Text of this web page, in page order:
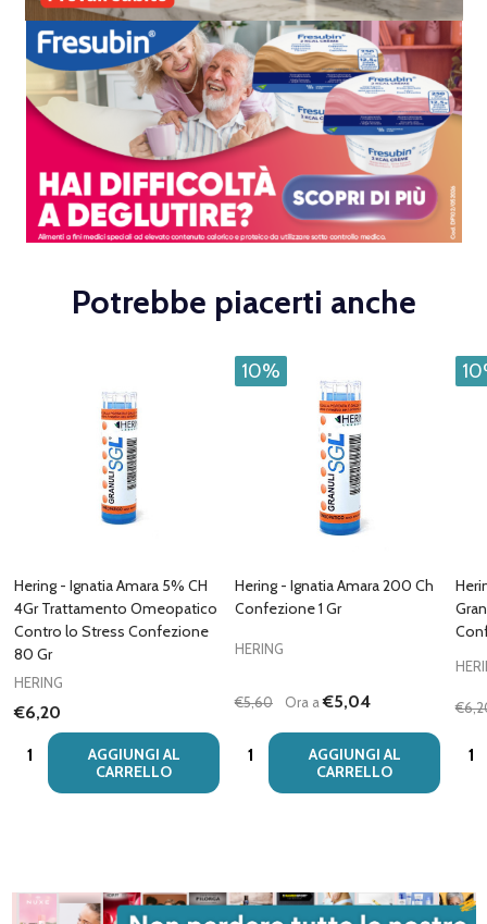
Potrebbe piacerti anche
Hering - Ignatia Amara 5% CH
4Gr Trattamento Omeopatico
Contro lo Stress Confezione
80 Gr
HERING
€6,20
Quantità:
AGGIUNGI AL
CARRELLO
10%
Hering - Ignatia Amara 200 Ch
Confezione 1 Gr
HERING
€5,60 Ora a€5,04
Quantità:
AGGIUNGI AL
CARRELLO